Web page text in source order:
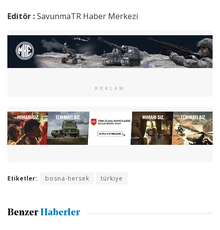
Editör :SavunmaTR Haber Merkezi
REKLAM
Etiketler: bosna-hersek türkiye
Benzer Haberler